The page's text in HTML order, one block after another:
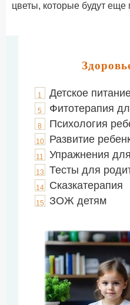
цветы, которые будут еще
1 Детское
5 Фитотерапия
8 Психология
10 Развитие
11 Упражнения
13 Тесты для
14 Сказкатерапия
15 ЗОЖ детям